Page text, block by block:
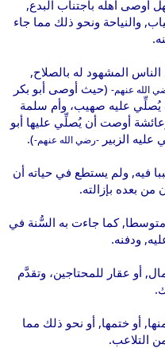
أوصى أهله باجتناب البدع,
والنياحة ونحو ذلك مما جاء
المشهود له بالصلاح,
الله عنهم- (حيث أوصى أبو بكر
عليه صهيب، وأم سلمة
أوصت أن يُصلِّي عليها أبو
الزبير-رضي الله عنهم-).
فيه, ولم يستطع في حياته أن
من بعده بإزالته.
متوسطا, كما جاءت به السُّنة في
ودفنه.
أو عقار للمحتاجين، وتقدَّم
أو ختمها, أو نحو ذلك مما
التلاعب.